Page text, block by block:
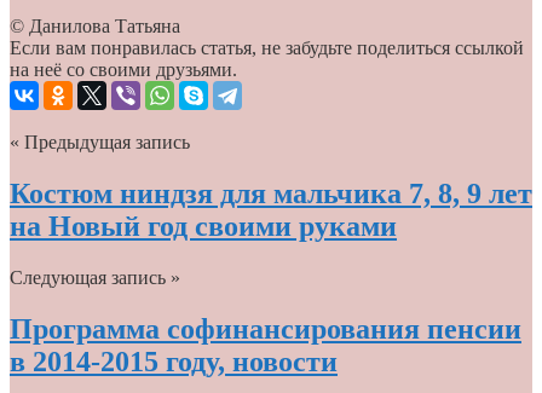
© Данилова Татьяна
Если вам понравилась статья, не забудьте поделиться ссылкой
на неё со своими друзьями.
« Предыдущая запись
Костюм ниндзя для мальчика 7, 8, 9 лет
на Новый год своими руками
Следующая запись »
Программа софинансирования пенсии
в 2014-2015 году, новости